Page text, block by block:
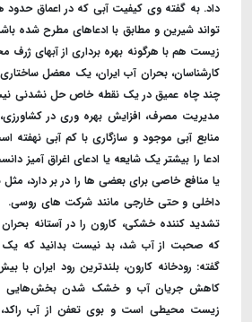
داد. به گفته وی کیفیت آبی که در اعماق حدود
تواند شیرین و مطابق با ادعاهای مطرح شده
زیست هم با هرگونه بهره برداری از آبهای ژرف
کارشناسان، بحران آب ایران، یک معضل
چند چاه عمیق در یک نقطه خاص حل نشدنی
مدیریت مصرف، افزایش بهره وری در
منابع آبی موجود و سازگاری با کم آبی نهفته
ادعا را بیشتر یک شایعه یا ادعای اغراق آمیز
یا منافع خاصی برای بعضی ها را در بر دارد،
داخلی و حتی خارجی مانند شرکت های روسی.
تشدید کننده خشکی، کارون را در آستانه
که صحبت از آب شد، بد نیست بدانید که یک
کاهش جریان آب و خشک شدن بخش‌هایی از
زیست محیطی است و بوی تعفن از آب